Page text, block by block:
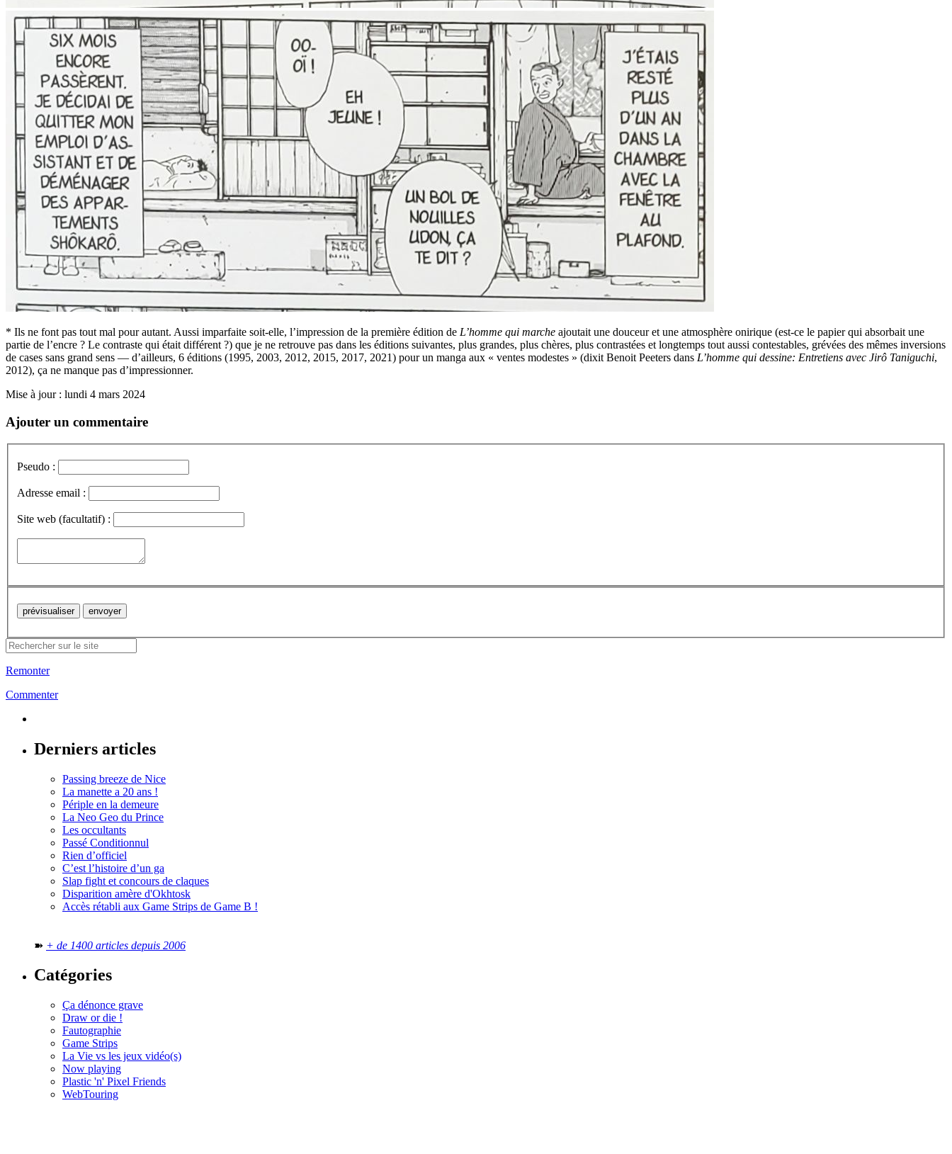
* Ils ne font pas tout mal pour autant. Aussi imparfaite soit-elle, l’impression de la première édition de L’homme qui marche ajoutait une douceur et une atmosphère onirique (est-ce le papier qui absorbait une
partie de l’encre ? Le contraste qui était différent ?) que je ne retrouve pas dans les éditions suivantes, plus grandes, plus chères, plus contrastées et longtemps tout aussi contestables, grévées des mêmes inversions
de cases sans grand sens — d’ailleurs, 6 éditions (1995, 2003, 2012, 2015, 2017, 2021) pour un manga aux « ventes modestes » (dixit Benoit Peeters dans L’homme qui dessine: Entretiens avec Jirô Taniguchi,
2012), ça ne manque pas d’impressionner.
Mise à jour : lundi 4 mars 2024
Ajouter un commentaire
Pseudo :
Adresse email :
Site web (facultatif) :
Remonter
Commenter
Derniers articles
Passing breeze de Nice
La manette a 20 ans !
Périple en la demeure
La Neo Geo du Prince
Les occultants
Passé Conditionnul
Rien d’officiel
C’est l’histoire d’un ga
Slap fight et concours de claques
Disparition amère d'Okhtosk
Accès rétabli aux Game Strips de Game B !
➽ + de 1400 articles depuis 2006
Catégories
Ça dénonce grave
Draw or die !
Fautographie
Game Strips
La Vie vs les jeux vidéo(s)
Now playing
Plastic 'n' Pixel Friends
WebTouring